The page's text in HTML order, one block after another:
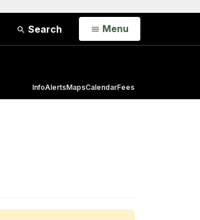
Search Open
Menu
InfoAlertsMapsCalendarFees